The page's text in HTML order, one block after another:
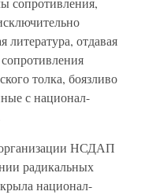
отдавая
толка, боязливо
с национал-
организации НСДАП
радикальных
крыла национал-